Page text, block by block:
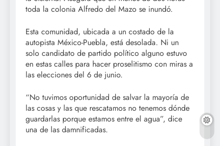
toda la colonia Alfredo del Mazo se inundó.
Esta comunidad, ubicada a un costado de la
autopista México-Puebla, está desolada. Ni un
solo candidato de partido político alguno estuvo
en estas calles para hacer proselitismo con miras a
las elecciones del 6 de junio.
“No tuvimos oportunidad de salvar la mayoría de
las cosas y las que rescatamos no tenemos dónde
guardarlas porque estamos entre el agua”, dice
una de las damnificadas.